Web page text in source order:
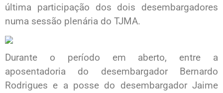
última participação dos dois desembargadores
numa sessão plenária do TJMA.
Durante o período em aberto, entre a
aposentadoria do desembargador Bernardo
Rodrigues e a posse do desembargador Jaime